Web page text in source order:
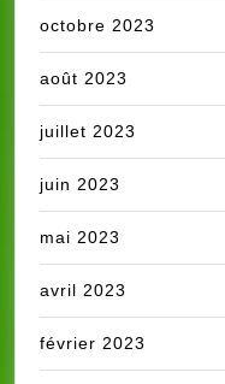
octobre 2023
août 2023
juillet 2023
juin 2023
mai 2023
avril 2023
février 2023